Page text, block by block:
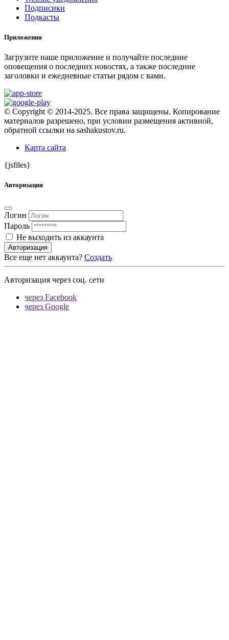
Подписики
Подкасты
Приложения
Загрузите наше приложение и получайте последние
оповещения о последних новостях, а также последние
заголовки и ежедневные статьи рядом с вами.
© Copyright © 2014-2025. Все права защищены. Копирование
материалов разрешено, при условии размещения активной,
обратной ссылки на sashakustov.ru.
Карта сайта
{jsfiles}
Авторизация
Логин
Пароль
Не выходить из аккаунта
Авторизация
Все еще нет аккаунта? Создать
Авторизация через соц. сети
через Facebook
через Google